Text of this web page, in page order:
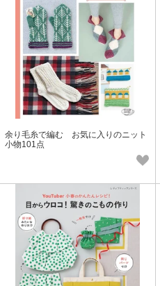
余り毛糸で編む お気に入りのニット
小物101点